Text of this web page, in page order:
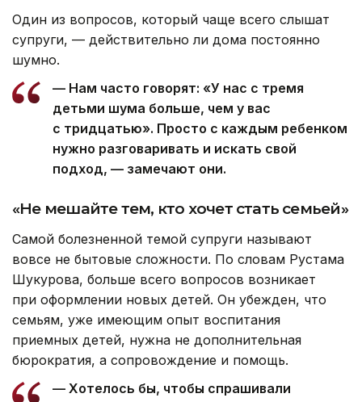
Один из вопросов, который чаще всего слышат
супруги, — действительно ли дома постоянно
шумно.
— Нам часто говорят: «У нас с тремя
детьми шума больше, чем у вас
с тридцатью». Просто с каждым ребенком
нужно разговаривать и искать свой
подход, — замечают они.
«Не мешайте тем, кто хочет стать семьей»
Самой болезненной темой супруги называют
вовсе не бытовые сложности. По словам Рустама
Шукурова, больше всего вопросов возникает
при оформлении новых детей. Он убежден, что
семьям, уже имеющим опыт воспитания
приемных детей, нужна не дополнительная
бюрократия, а сопровождение и помощь.
— Хотелось бы, чтобы спрашивали